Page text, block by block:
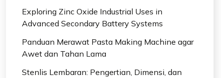
Exploring Zinc Oxide Industrial Uses in
Advanced Secondary Battery Systems
Panduan Merawat Pasta Making Machine agar
Awet dan Tahan Lama
Stenlis Lembaran: Pengertian, Dimensi, dan